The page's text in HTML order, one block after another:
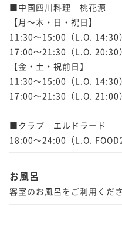
■中国四川料理　桃花源
【月～木・日・祝日】
11:30～15:00（L.O. 14:30）
17:00～21:30（L.O. 20:30）
【金・土・祝前日】
11:30～15:00（L.O. 14:30）
17:00～21:30（L.O. 21:00）
■クラブ　エルドラード
18:00～24:00（L.O.
お風呂
客室のお風呂をご利用くださ